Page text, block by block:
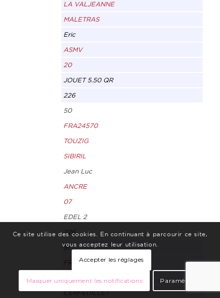
LA VALJEANNE
MALETRAS
Eric
ASMV
20
JOUET 5.50 QR
226
50
FRA24570
TOUZIG
SIBIRIL
Jean Luc
ANCRE
07
EDEL 2
226
51
FRA0091
PTI BOUTCHOU
CERFEUILLET
Ce site utilise des cookies. En continuant à parcourir ce site,
vous acceptez leur utilisation.
Accepter les réglages
Masquer uniquement les notifications Paramètres